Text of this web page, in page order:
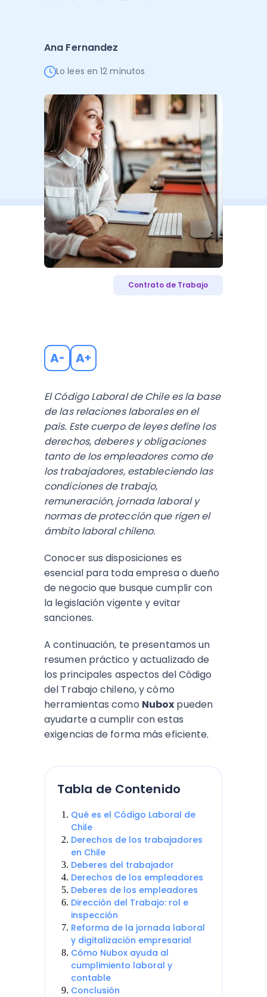
Ver todo
Ver TodoAna Fernandez
Lo lees en 12 minutos
Contrato de Trabajo
A- A+
El Código Laboral de Chile es la base
de las relaciones laborales en el
país. Este cuerpo de leyes define los
derechos, deberes y obligaciones
tanto de los empleadores como de
los trabajadores, estableciendo las
condiciones de trabajo,
remuneración, jornada laboral y
normas de protección que rigen el
ámbito laboral chileno.
Conocer sus disposiciones es
esencial para toda empresa o dueño
de negocio que busque cumplir con
la legislación vigente y evitar
sanciones.
A continuación, te presentamos un
resumen práctico y actualizado de
los principales aspectos del Código
del Trabajo chileno, y cómo
herramientas como Nubox pueden
ayudarte a cumplir con estas
exigencias de forma más eficiente.
Tabla de Contenido
Qué es el Código Laboral de
Chile
Derechos de los trabajadores
en Chile
Deberes del trabajador
Derechos de los empleadores
Deberes de los empleadores
Dirección del Trabajo: rol e
inspección
Reforma de la jornada laboral
y digitalización empresarial
Cómo Nubox ayuda al
cumplimiento laboral y
contable
Conclusión